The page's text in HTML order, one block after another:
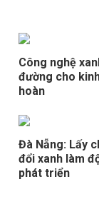
Công nghệ
đường cho
hoàn
Đà Nẵng: Lấy
đổi xanh làm
phát triển